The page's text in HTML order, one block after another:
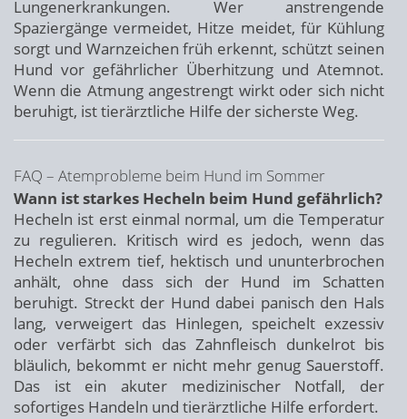
Lungenerkrankungen. Wer anstrengende
Spaziergänge vermeidet, Hitze meidet, für Kühlung
sorgt und Warnzeichen früh erkennt, schützt seinen
Hund vor gefährlicher Überhitzung und Atemnot.
Wenn die Atmung angestrengt wirkt oder sich nicht
beruhigt, ist tierärztliche Hilfe der sicherste Weg.
FAQ – Atemprobleme beim Hund im Sommer
Wann ist starkes Hecheln beim Hund gefährlich?
Hecheln ist erst einmal normal, um die Temperatur
zu regulieren. Kritisch wird es jedoch, wenn das
Hecheln extrem tief, hektisch und ununterbrochen
anhält, ohne dass sich der Hund im Schatten
beruhigt. Streckt der Hund dabei panisch den Hals
lang, verweigert das Hinlegen, speichelt exzessiv
oder verfärbt sich das Zahnfleisch dunkelrot bis
bläulich, bekommt er nicht mehr genug Sauerstoff.
Das ist ein akuter medizinischer Notfall, der
sofortiges Handeln und tierärztliche Hilfe erfordert.